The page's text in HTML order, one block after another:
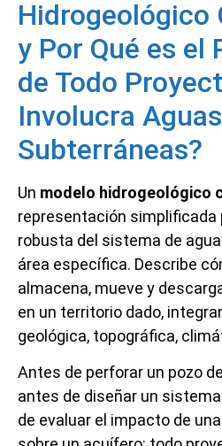
Hidrogeológico
y Por Qué es el
de Todo
Involucra Aguas
Subterráneas?
Un modelo hidrogeológico
representación
robusta del sistema de
área específica. Describe
almacena, mueve y
en un territorio dado,
geológica, topográfica,
Antes de perforar un pozo
antes de diseñar un
de evaluar el impacto de